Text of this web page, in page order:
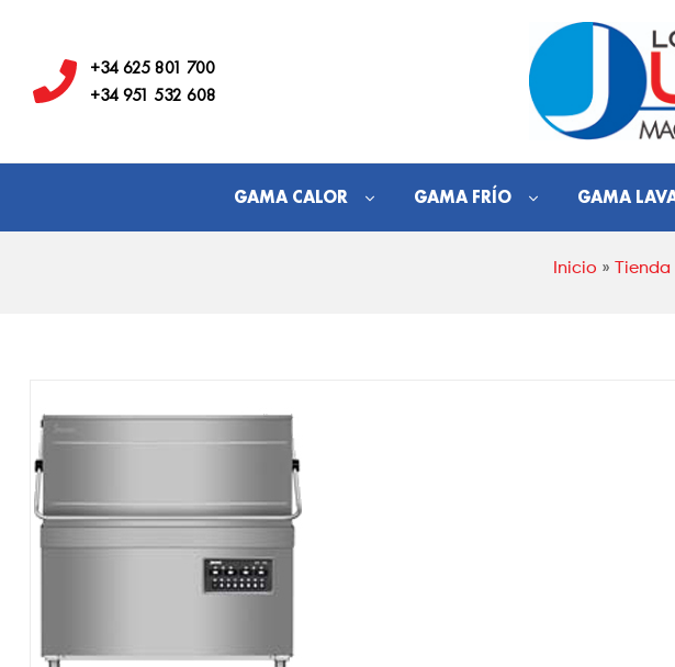
+34 625 801 700
+34 951 532 608
Los
Juanes
GAMA CALOR GAMA FRÍO GAMA
Inicio » Tienda
Los